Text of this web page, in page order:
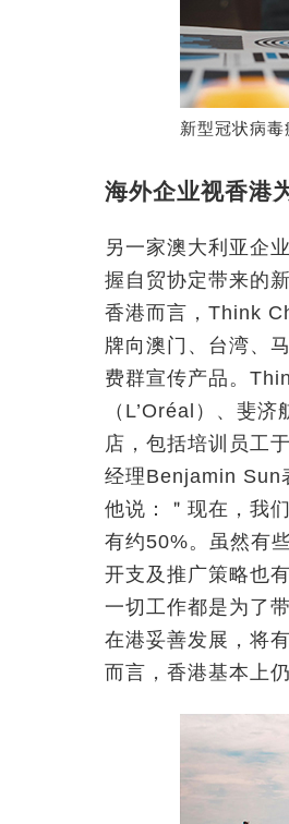
新型冠状病毒
海外企业视香港
另一家澳大利亚企
握自贸协定带来的
香港而言，Think
牌向澳门、台湾、
费群宣传产品。
（L’Oréal）、斐
店，包括培训员工
经理Benjamin Sun
他说：＂现在，我
有约50%。虽然有
开支及推广策略也
一切工作都是为了
在港妥善发展，将
而言，香港基本上